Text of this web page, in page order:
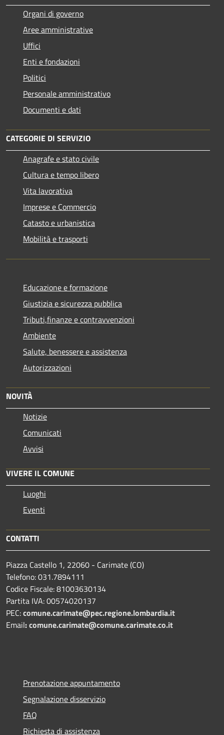
Organi di governo
Aree amministrative
Uffici
Enti e fondazioni
Politici
Personale amministrativo
Documenti e dati
CATEGORIE DI SERVIZIO
Anagrafe e stato civile
Cultura e tempo libero
Vita lavorativa
Imprese e Commercio
Catasto e urbanistica
Mobilità e trasporti
Educazione e formazione
Giustizia e sicurezza pubblica
Tributi,finanze e contravvenzioni
Ambiente
Salute, benessere e assistenza
Autorizzazioni
NOVITÀ
Notizie
Comunicati
Avvisi
VIVERE IL COMUNE
Luoghi
Eventi
CONTATTI
Piazza Castello 1, 22060 - Carimate (CO)
Telefono: 031.7894111
Codice Fiscale: 81003630134
Partita IVA: 00574020137
PEC:comune.carimate@pec.regione.lombardia.it
Email:comune.carimate@comune.carimate.co.it
Prenotazione appuntamento
Segnalazione disservizio
FAQ
Richiesta di assistenza